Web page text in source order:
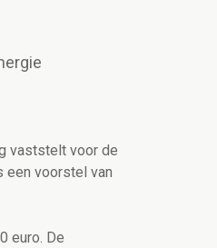
vaststelt voor de
een voorstel van
euro. De